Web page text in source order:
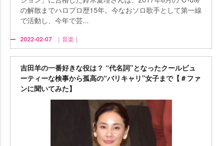
の解散までハロプロ歴15年。今なおソロ歌手として第一線
で活動し、今年で芸...
2022-02-07 ｜音楽｜
吉田羊の一番好きな役は？ “代名詞”となったクールビュ
ーティーな検事から孤高の“バリキャリ”女子まで【＃ファ
ンに聞いてみた】